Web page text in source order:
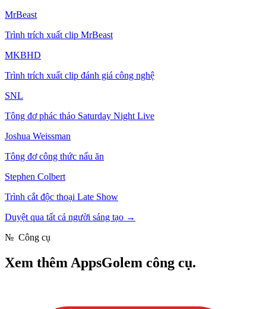
MrBeast
Trình trích xuất clip MrBeast
MKBHD
Trình trích xuất clip đánh giá công nghệ
SNL
Tông đơ phác thảo Saturday Night Live
Joshua Weissman
Tông đơ công thức nấu ăn
Stephen Colbert
Trình cắt độc thoại Late Show
Duyệt qua tất cả người sáng tạo →
№ Công cụ
Xem thêm AppsGolem công cụ.